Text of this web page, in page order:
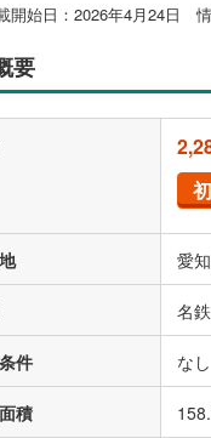
開始日：2026年4月24日
要
愛
名
件 なし
積